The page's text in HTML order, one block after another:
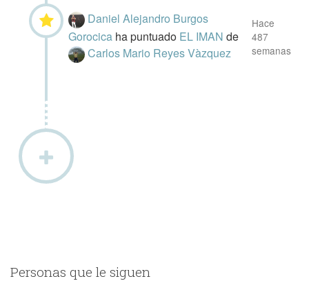
Daniel Alejandro Burgos
Gorocica ha puntuado EL IMANde
Carlos Mario Reyes Vàzquez
Hace
487
semanas
Personas que le siguen